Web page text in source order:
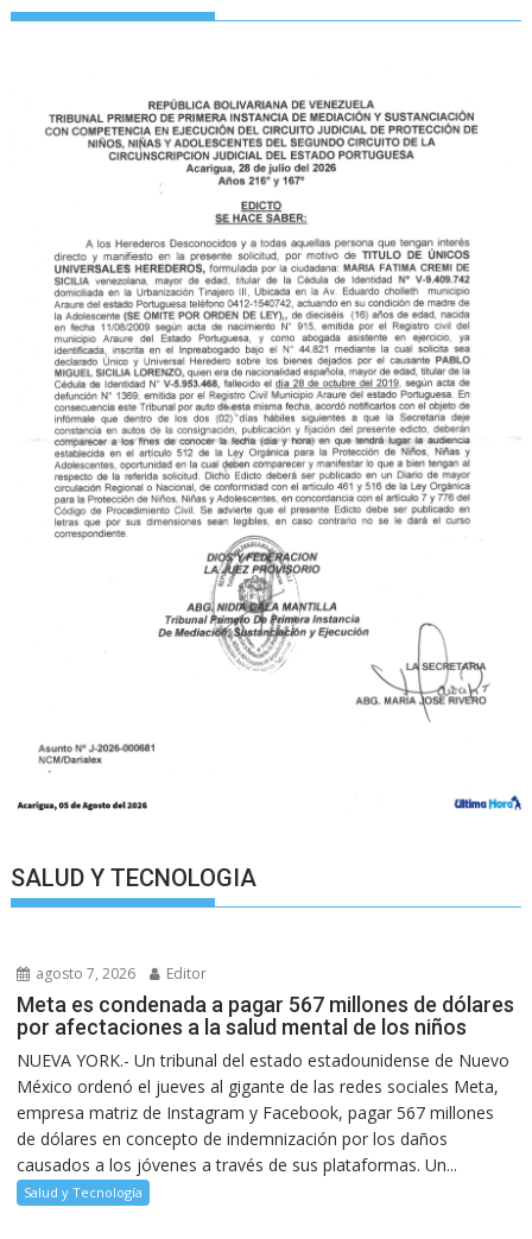
SALUD Y TECNOLOGIA
agosto 7, 2026 Editor
Meta es condenada a pagar 567 millones de dólares
por afectaciones a la salud mental de los niños
NUEVA YORK.- Un tribunal del estado estadounidense de Nuevo
México ordenó el jueves al gigante de las redes sociales Meta,
empresa matriz de Instagram y Facebook, pagar 567 millones
de dólares en concepto de indemnización por los daños
causados a los jóvenes a través de sus plataformas. Un...
Salud y Tecnología